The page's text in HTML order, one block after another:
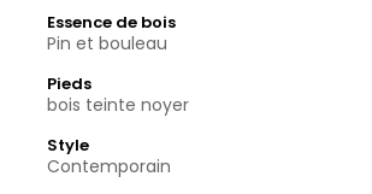
Essence de bois
Pin et bouleau
Pieds
bois teinte noyer
Style
Contemporain